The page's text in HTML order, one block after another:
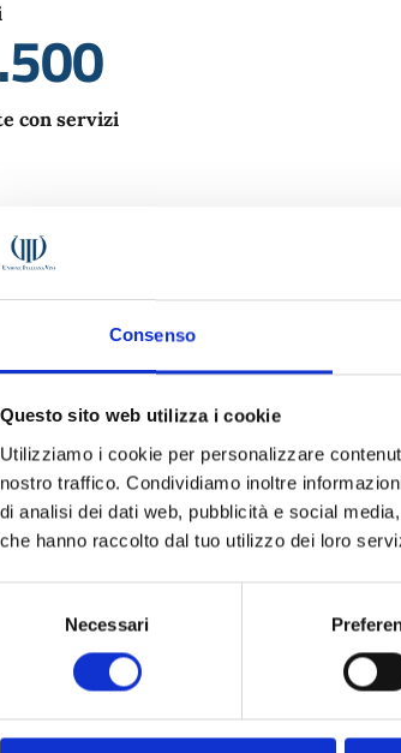
Consenso
Questo sito web utilizza i cookie
Utilizziamo i cookie per personalizzare
nostro traffico. Condividiamo inoltre
di analisi dei dati web, pubblicità e social
che hanno raccolto dal tuo utilizzo dei loro
Necessari
con servizi
tematici e News